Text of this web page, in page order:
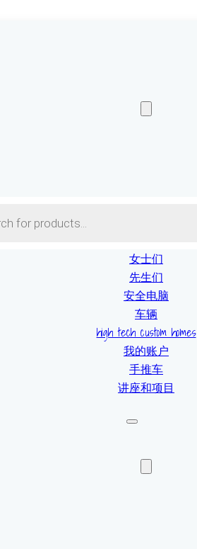
女士们
先生们
安全电脑
车辆
high tech custom homes
我的账户
手推车
讲座和项目